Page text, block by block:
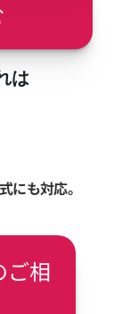
は
にも対応。
ご相